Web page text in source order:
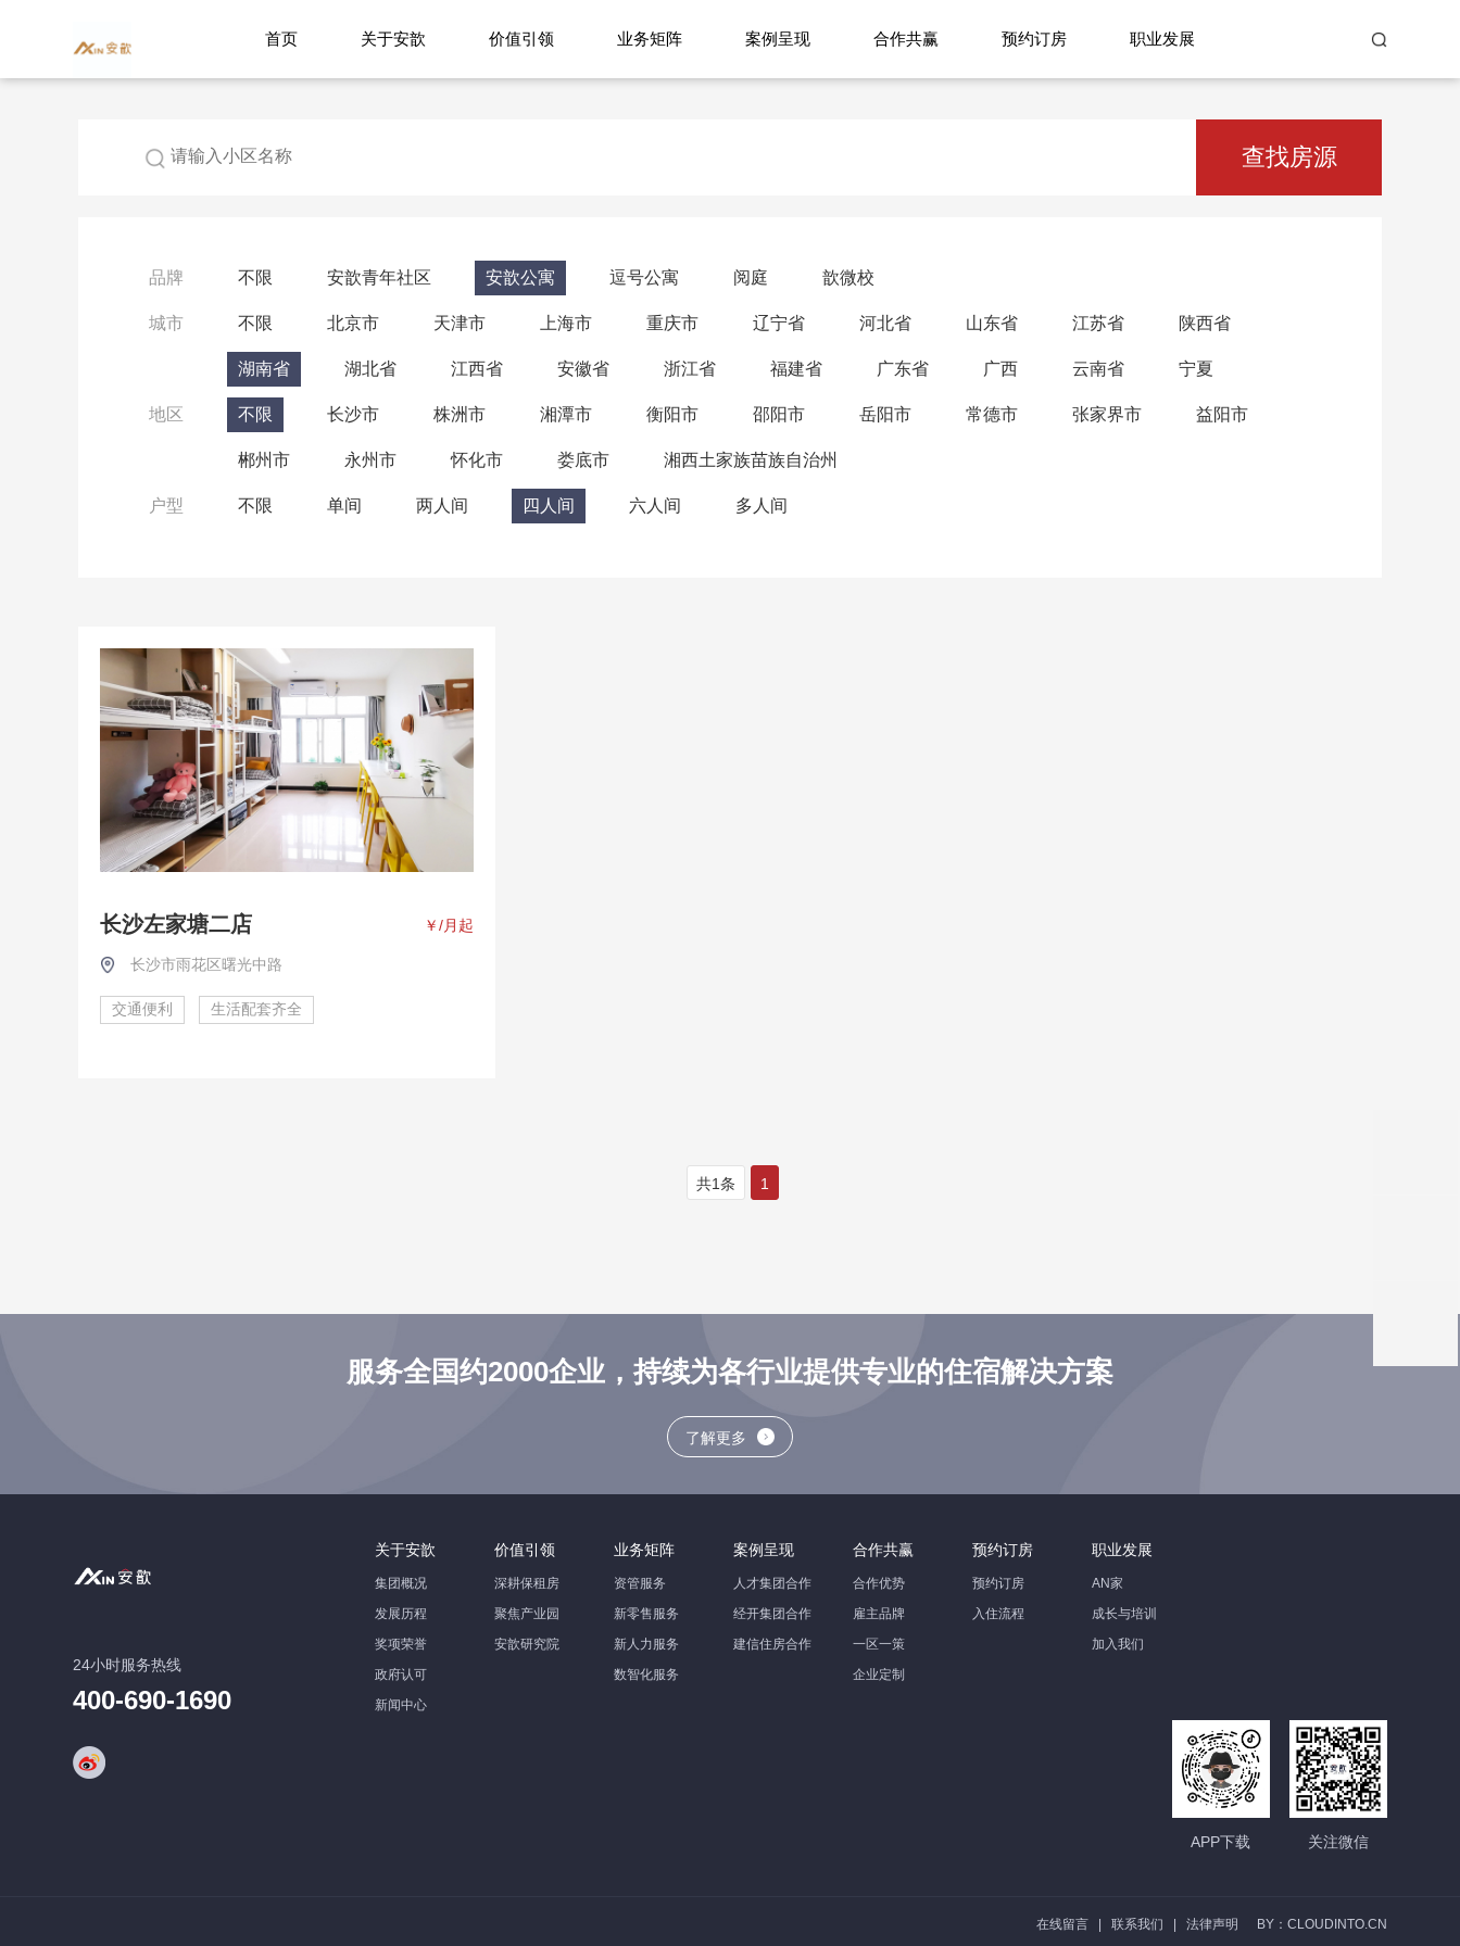
首页 关于安歆 价值引领 业务矩阵 案例呈现 合作共赢 预约订房 职业发展
查找房源
品牌 不限 安歆青年社区 安歆公寓 逗号公寓 阅庭 歆微校
城市 不限 北京市 天津市 上海市 重庆市 辽宁省 河北省 山东省 江苏省 陕西省
湖南省 湖北省 江西省 安徽省 浙江省 福建省 广东省 广西 云南省 宁夏
地区 不限 长沙市 株洲市 湘潭市 衡阳市 邵阳市 岳阳市 常德市 张家界市 益阳市
郴州市 永州市 怀化市 娄底市 湘西土家族苗族自治州
户型 不限 单间 两人间 四人间 六人间 多人间
长沙左家塘二店 ￥/月起
长沙市雨花区曙光中路
交通便利 生活配套齐全
共1条 1
服务全国约2000企业，持续为各行业提供专业的住宿解决方案
了解更多
24小时服务热线
400-690-1690
关于安歆
集团概况
发展历程
奖项荣誉
政府认可
新闻中心
价值引领
深耕保租房
聚焦产业园
安歆研究院
业务矩阵
资管服务
新零售服务
新人力服务
数智化服务
案例呈现
人才集团合作
经开集团合作
建信住房合作
合作共赢
合作优势
雇主品牌
一区一策
企业定制
预约订房
预约订房
入住流程
职业发展
AN家
成长与培训
加入我们
APP下载 关注微信
在线留言 联系我们 法律声明 BY：CLOUDINTO.CN